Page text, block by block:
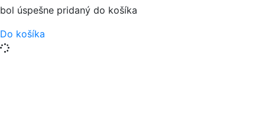
bol úspešne pridaný do košíka
Do košíka